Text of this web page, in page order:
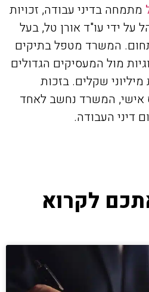
מתמחה בדיני עבודה, זכויות
על ידי עו"ד אורן טל, בעל
13 שנים בתחום. המשרד מטפל בתיקים
מול המעסיקים הגדולים
שקלים. בזכות
אישי, המשרד נחשב לאחד
דיני העבודה.
לקרוא